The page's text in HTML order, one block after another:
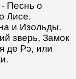
Песнь о
Лисе.
и Изольды.
зверь, Замок
де Рэ, или